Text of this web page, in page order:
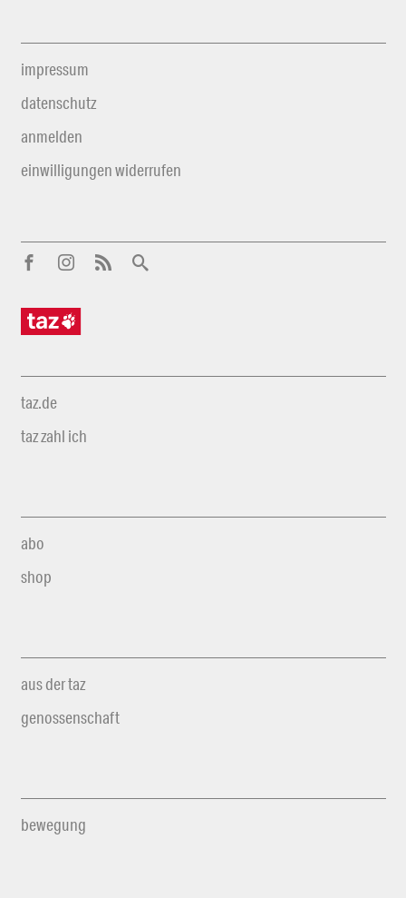
impressum
datenschutz
anmelden
einwilligungen widerrufen
taz.de
taz zahl ich
abo
shop
aus der taz
genossenschaft
bewegung